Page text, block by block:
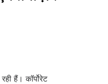
हैं। कॉर्पोरेट